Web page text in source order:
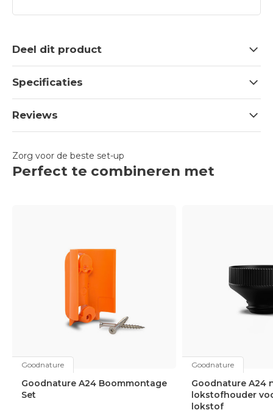
Deel dit product
Specificaties
Reviews
Zorg voor de beste set-up
Perfect te combineren met
Goodnature
Goodnature A24 Boommontage
Set
Goodnature
Goodnature A24
lokstofhouder
lokstof